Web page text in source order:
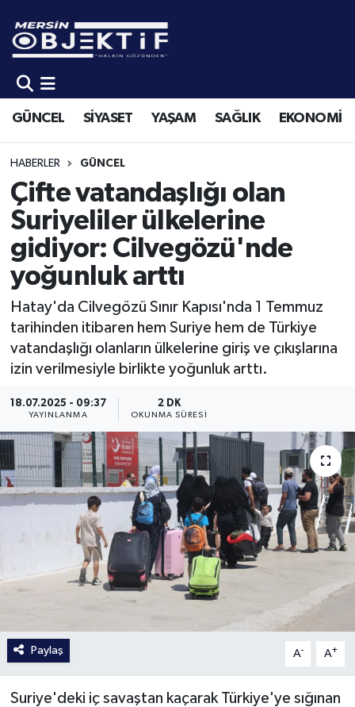
GÜNCEL SİYASET YAŞAM SAĞLIK EKONOMİ
HABERLER GÜNCEL
Çifte vatandaşlığı olan
Suriyeliler ülkelerine
gidiyor: Cilvegözü'nde
yoğunluk arttı
Hatay'da Cilvegözü Sınır Kapısı'nda 1 Temmuz
tarihinden itibaren hem Suriye hem de Türkiye
vatandaşlığı olanların ülkelerine giriş ve çıkışlarına
izin verilmesiyle birlikte yoğunluk arttı.
18.07.2025 - 09:37
YAYINLANMA
2 DK
OKUNMA SÜRESI
Paylaş A- A+
Suriye'deki iç savaştan kaçarak Türkiye'ye sığınan
GÜNCEL
SİYASET
YAŞAM
SAĞLIK
EKONOMİ
SPOR
KÜLTÜR-SANAT
EĞİTİM
Mersin Hava Durumu
Mersin Trafik Yoğunluk Haritası
Süper Lig Puan Durumu ve Fikstür
Tüm Manşetler
Son Dakika Haberleri
Haber Arşivi